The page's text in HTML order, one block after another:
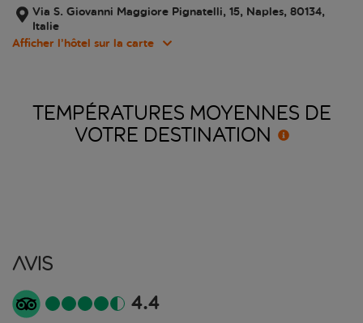
Via S. Giovanni Maggiore Pignatelli, 15, Naples, 80134,
Italie
Afficher l’hôtel sur la carte
TEMPÉRATURES MOYENNES DE
VOTRE DESTINATION
Avis
4.4